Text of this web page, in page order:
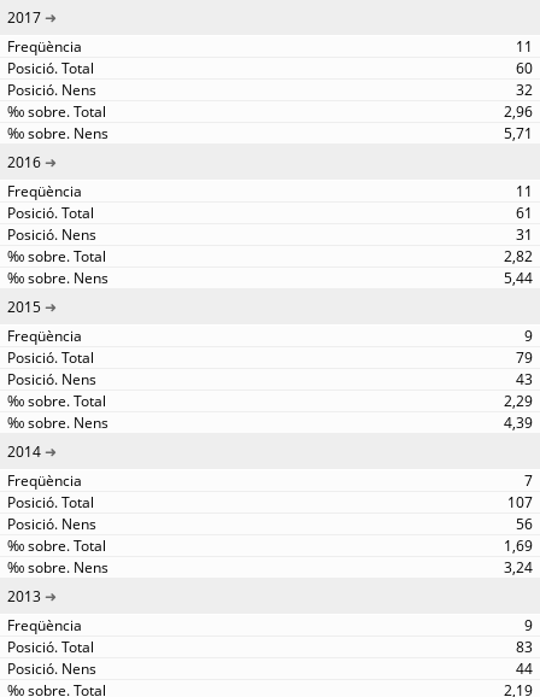
2017
11
60
32
2,96
5,71
2016
11
61
31
2,82
5,44
2015
9
79
43
2,29
4,39
2014
7
107
56
1,69
3,24
2013
9
83
44
2,19